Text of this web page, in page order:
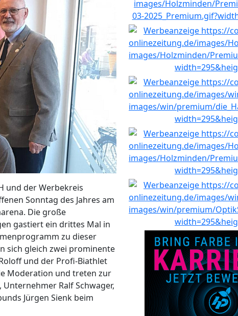
und der Werbekreis
Sonntag des Jahres am
Die große
gastiert ein drittes Mal in
zu dieser
sich gleich zwei prominente
und der Profi-Biathlet
Moderation und treten zur
Ralf Schwager,
Jürgen Sienk beim